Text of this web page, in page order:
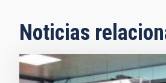
Noticias